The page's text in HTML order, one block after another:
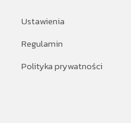
Ustawienia
Regulamin
Polityka prywatności